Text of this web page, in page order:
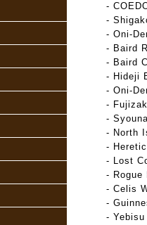
-
-
- Oni-
- Baird
- Baird
- Hideji
- Oni-
-
-
- North
-
- Lost
- Rogue
- Celis
-
- Yebisu